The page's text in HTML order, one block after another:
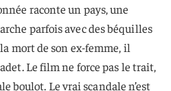
raconte un pays, une
parfois avec des béquilles
mort de son ex-femme, il
Le film ne force pas le trait,
boulot. Le vrai scandale n’est